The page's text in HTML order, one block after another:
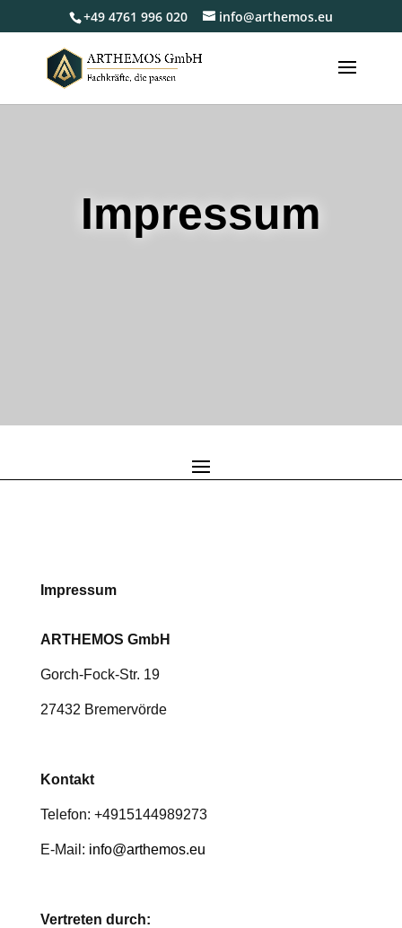
+49 4761 996 020 info@arthemos.eu
Impressum
Impressum
ARTHEMOS GmbH
Gorch-Fock-Str. 19
27432 Bremervörde
Kontakt
Telefon: +4915144989273
E-Mail: info@arthemos.eu
Vertreten durch: